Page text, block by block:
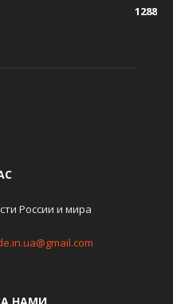
1288
России и мира
НАМИ